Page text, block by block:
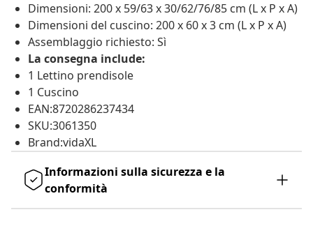
Dimensioni: 200 x 59/63 x 30/62/76/85 cm (L x P x A)
Dimensioni del cuscino: 200 x 60 x 3 cm (L x P x A)
Assemblaggio richiesto: Sì
La consegna include:
1 Lettino prendisole
1 Cuscino
EAN:8720286237434
SKU:3061350
Brand:vidaXL
Informazioni sulla sicurezza e la
conformità